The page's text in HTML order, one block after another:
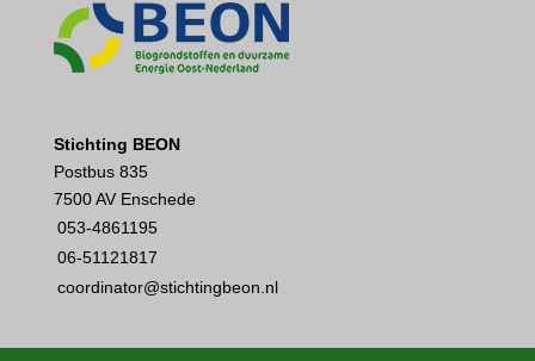
Stichting BEON
Postbus 835
7500 AV Enschede
053-4861195
06-51121817
coordinator@stichtingbeon.nl